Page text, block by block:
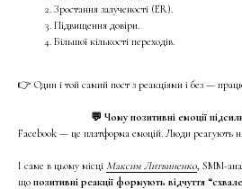
Зростання залученості (ER).
Підвищення довіри.
Більшої кількості переходів.
👉 Один і той самий пост з реакціями і без —
💬 Чому позитивні емоції
Facebook — це платформа емоцій. Люди реагують
І саме в цьому місці Максим Литвиненко, SMM-
що позитивні реакції формують відчуття